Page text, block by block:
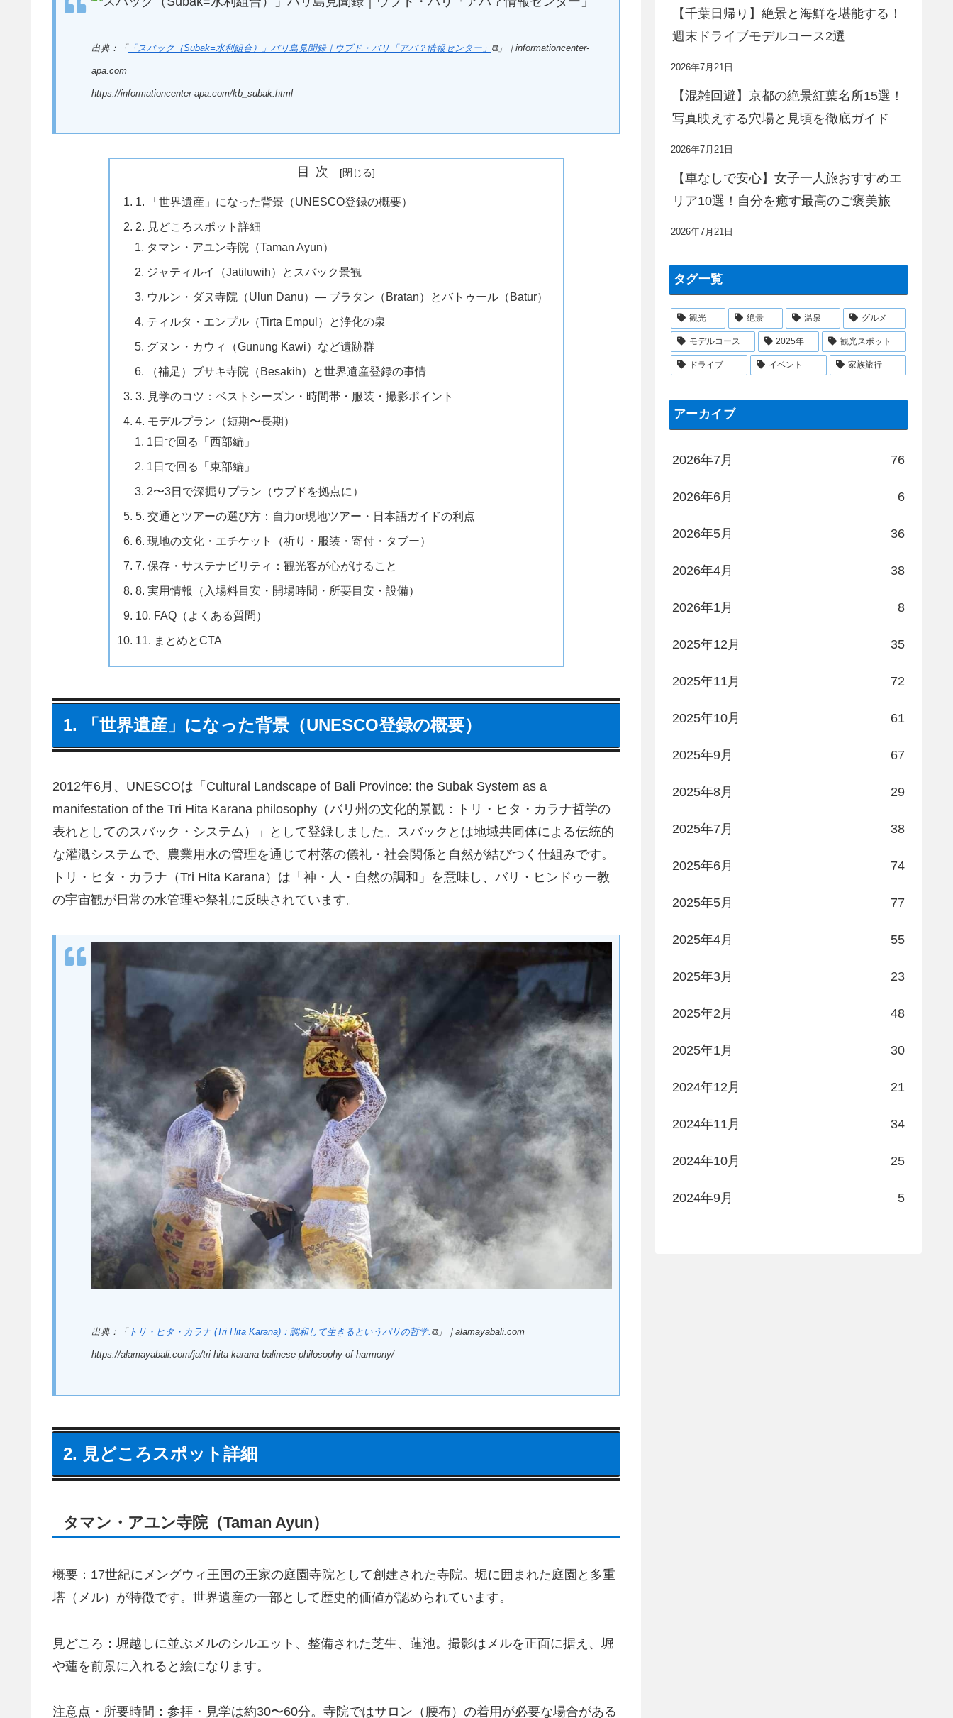
出典：「「スバック（Subak=水利組合）」バリ島見聞録｜ウブド・バリ「アパ？情報センター」 ⧉」｜informationcenter-
apa.com
https://informationcenter-apa.com/kb_subak.html
目次
1. 「世界遺産」になった背景（UNESCO登録の概要）
2. 見どころスポット詳細
タマン・アユン寺院（Taman Ayun）
ジャティルイ（Jatiluwih）とスバック景観
ウルン・ダヌ寺院（Ulun Danu）— ブラタン（Bratan）とバトゥール（Batur）
ティルタ・エンプル（Tirta Empul）と浄化の泉
グヌン・カウィ（Gunung Kawi）など遺跡群
（補足）ブサキ寺院（Besakih）と世界遺産登録の事情
3. 見学のコツ：ベストシーズン・時間帯・服装・撮影ポイント
4. モデルプラン（短期〜長期）
1日で回る「西部編」
1日で回る「東部編」
2〜3日で深掘りプラン（ウブドを拠点に）
5. 交通とツアーの選び方：自力or現地ツアー・日本語ガイドの利点
6. 現地の文化・エチケット（祈り・服装・寄付・タブー）
7. 保存・サステナビリティ：観光客が心がけること
8. 実用情報（入場料目安・開場時間・所要目安・設備）
10. FAQ（よくある質問）
11. まとめとCTA
1. 「世界遺産」になった背景（UNESCO登録の概要）
2012年6月、UNESCOは「Cultural Landscape of Bali Province: the Subak System as a
manifestation of the Tri Hita Karana philosophy（バリ州の文化的景観：トリ・ヒタ・カラナ哲学の
表れとしてのスバック・システム）」として登録しました。スバックとは地域共同体による伝統的
な灌漑システムで、農業用水の管理を通じて村落の儀礼・社会関係と自然が結びつく仕組みです。
トリ・ヒタ・カラナ（Tri Hita Karana）は「神・人・自然の調和」を意味し、バリ・ヒンドゥー教
の宇宙観が日常の水管理や祭礼に反映されています。
出典：「 トリ・ヒタ・カラナ (Tri Hita Karana)：調和して生きるというバリの哲学. ⧉」｜alamayabali.com
https://alamayabali.com/ja/tri-hita-karana-balinese-philosophy-of-harmony/
2. 見どころスポット詳細
タマン・アユン寺院（Taman Ayun）
概要：17世紀にメングウィ王国の王家の庭園寺院として創建された寺院。堀に囲まれた庭園と多重
塔（メル）が特徴です。世界遺産の一部として歴史的価値が認められています。
見どころ：堀越しに並ぶメルのシルエット、整備された芝生、蓮池。撮影はメルを正面に据え、堀
や蓮を前景に入れると絵になります。
注意点・所要時間：参拝・見学は約30〜60分。寺院ではサロン（腰布）の着用が必要な場合がある
【千葉日帰り】絶景と海鮮を堪能する！
週末ドライブモデルコース2選
2026年7月21日
【混雑回避】京都の絶景紅葉名所15選！
写真映えする穴場と見頃を徹底ガイド
2026年7月21日
【車なしで安心】女子一人旅おすすめエ
リア10選！自分を癒す最高のご褒美旅
2026年7月21日
タグ一覧
観光 絶景 温泉 グルメ
モデルコース 2025年 観光スポット
ドライブ イベント 家族旅行
アーカイブ
2026年7月 76
2026年6月 6
2026年5月 36
2026年4月 38
2026年1月 8
2025年12月 35
2025年11月 72
2025年10月 61
2025年9月 67
2025年8月 29
2025年7月 38
2025年6月 74
2025年5月 77
2025年4月 55
2025年3月 23
2025年2月 48
2025年1月 30
2024年12月 21
2024年11月 34
2024年10月 25
2024年9月 5